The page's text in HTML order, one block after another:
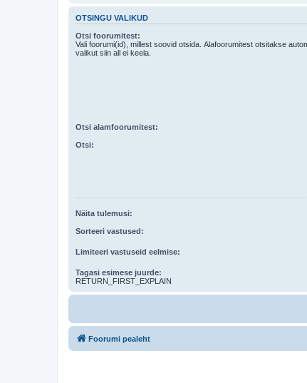
OTSINGU VALIKUD
Otsi foorumitest:
Vali foorumi(id), millest soovid otsida. Alafoorumitest otsitakse
valikut siin all ei keela.
Otsi alamfoorumitest:
Otsi:
Näita tulemusi:
Sorteeri vastused:
Limiteeri vastuseid eelmise:
Tagasi esimese juurde:
RETURN_FIRST_EXPLAIN
Foorumi pealeht